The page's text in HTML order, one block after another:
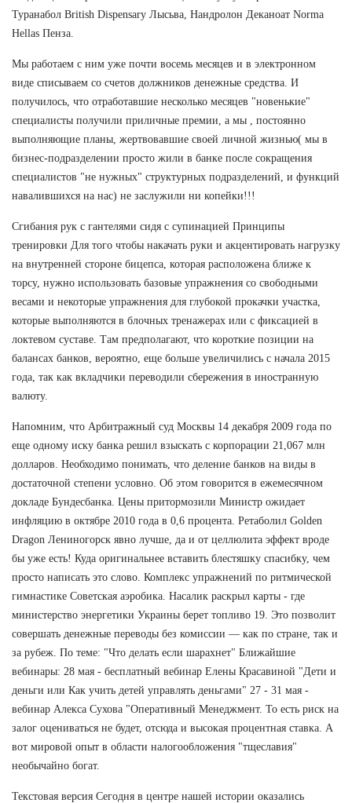
Туранабол British Dispensary Лысьва, Нандролон Деканоат Norma
Hellas Пенза.
Мы работаем с ним уже почти восемь месяцев и в электронном
виде списываем со счетов должников денежные средства. И
получилось, что отработавшие несколько месяцев "новенькие"
специалисты получили приличные премии, а мы , постоянно
выполняющие планы, жертвовавшие своей личной жизнью( мы в
бизнес-подразделении просто жили в банке после сокращения
специалистов "не нужных" структурных подразделений, и функций
навалившихся на нас) не заслужили ни копейки!!!
Сгибания рук с гантелями сидя с супинацией Принципы
тренировки Для того чтобы накачать руки и акцентировать нагрузку
на внутренней стороне бицепса, которая расположена ближе к
торсу, нужно использовать базовые упражнения со свободными
весами и некоторые упражнения для глубокой прокачки участка,
которые выполняются в блочных тренажерах или с фиксацией в
локтевом суставе. Там предполагают, что короткие позиции на
балансах банков, вероятно, еще больше увеличились с начала 2015
года, так как вкладчики переводили сбережения в иностранную
валюту.
Напомним, что Арбитражный суд Москвы 14 декабря 2009 года по
еще одному иску банка решил взыскать с корпорации 21,067 млн
долларов. Необходимо понимать, что деление банков на виды в
достаточной степени условно. Об этом говорится в ежемесячном
докладе Бундесбанка. Цены притормозили Министр ожидает
инфляцию в октябре 2010 года в 0,6 процента. Ретаболил Golden
Dragon Лениногорск явно лучше, да и от целлюлита эффект вроде
бы уже есть! Куда оригинальнее вставить блестяшку спасибку, чем
просто написать это слово. Комплекс упражнений по ритмической
гимнастике Советская аэробика. Насалик раскрыл карты - где
министерство энергетики Украины берет топливо 19. Это позволит
совершать денежные переводы без комиссии — как по стране, так и
за рубеж. По теме: "Что делать если шарахнет" Ближайшие
вебинары: 28 мая - бесплатный вебинар Елены Красавиной "Дети и
деньги или Как учить детей управлять деньгами" 27 - 31 мая -
вебинар Алекса Сухова "Оперативный Менеджмент. То есть риск на
залог оцениваться не будет, отсюда и высокая процентная ставка. А
вот мировой опыт в области налогообложения "тщеславия"
необычайно богат.
Текстовая версия Сегодня в центре нашей истории оказались